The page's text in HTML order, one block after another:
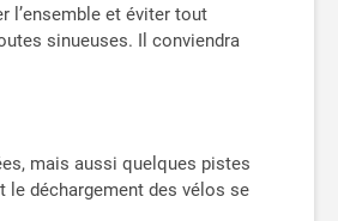
l’ensemble et éviter tout
sinueuses. Il conviendra
mais aussi quelques pistes
le déchargement des vélos se